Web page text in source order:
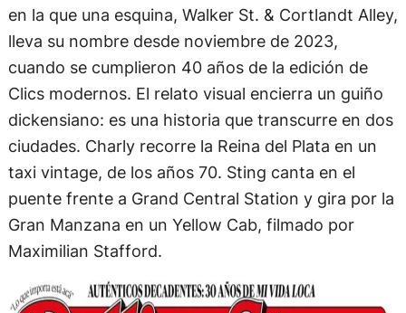
en la que una esquina, Walker St. & Cortlandt Alley,
lleva su nombre desde noviembre de 2023,
cuando se cumplieron 40 años de la edición de
Clics modernos. El relato visual encierra un guiño
dickensiano: es una historia que transcurre en dos
ciudades. Charly recorre la Reina del Plata en un
taxi vintage, de los años 70. Sting canta en el
puente frente a Grand Central Station y gira por la
Gran Manzana en un Yellow Cab, filmado por
Maximilian Stafford.